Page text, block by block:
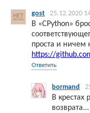
gost 25.12.2020
В «CPython»
проста и ничем
https://
Ответить
bormand
В крестах